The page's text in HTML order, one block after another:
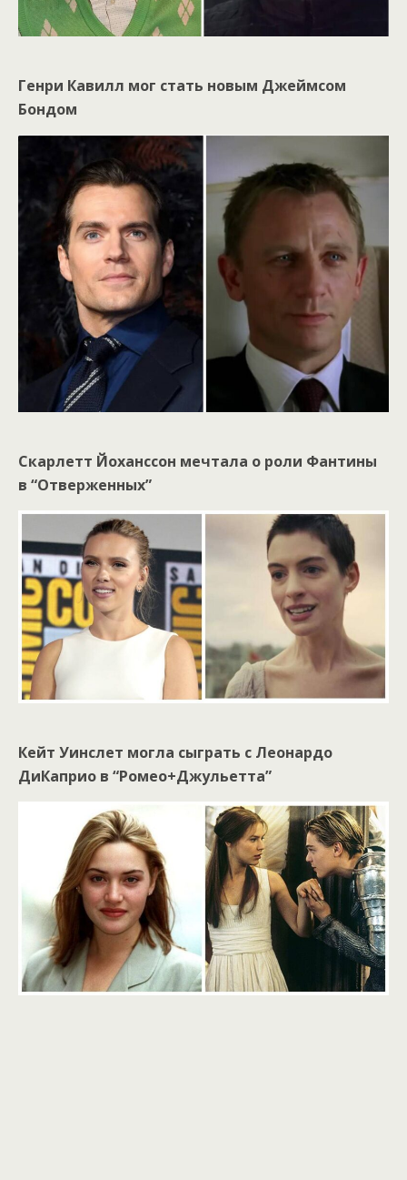
Генри Кавилл мог стать новым Джеймсом
Бондом
Скарлетт Йоханссон мечтала о роли Фантины
в “Отверженных”
Кейт Уинслет могла сыграть с Леонардо
ДиКаприо в “Ромео+Джульетта”